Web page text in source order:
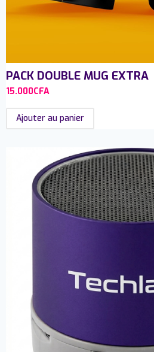
PACK DOUBLE MUG EXTRA
15.000CFA
Ajouter au panier